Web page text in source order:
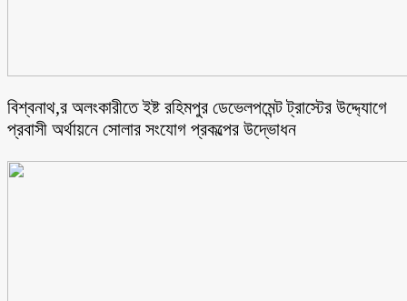
বিশ্বনাথ,র অলংকারীতে ইষ্ট রহিমপুর ডেভেলপমেন্ট ট্রাস্টের উদ্দ্যোগে
প্রবাসী অর্থায়নে সোলার সংযোগ প্রকল্পের উদ্ভোধন